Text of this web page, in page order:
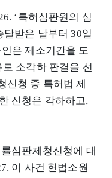
‘특허심판원의 심
받은 날부터 30일
은 제소기간을 도
소각하 판결을 선
신청 중 특허법 제
신청은 각하하고,
심판제청신청에 대
이 사건 헌법소원